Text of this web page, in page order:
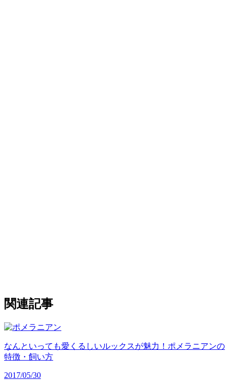
関連記事
なんといっても愛くるしいルックスが魅力！ポメラニアンの
特徴・飼い方
2017/05/30